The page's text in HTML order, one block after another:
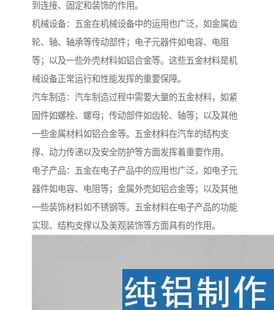
到连接、固定和装饰的作用。
机械设备：五金在机械设备中的运用也广泛，如金属齿
轮、轴、轴承等传动部件；电子元器件如电容、电阻
等；以及一些外壳材料如铝合金等。这些五金材料是机
械设备正常运行和性能发挥的重要保障。
汽车制造：汽车制造过程中需要大量的五金材料，如紧
固件如螺栓、螺母；传动部件如齿轮、轴等；以及其他
一些金属材料如铝合金等。五金材料在汽车的结构支
撑、动力传递以及安全防护等方面发挥着重要作用。
电子产品：五金在电子产品中的应用也广泛，如电子元
器件如电容、电阻等；金属外壳如铝合金等；以及其他
一些装饰材料如不锈钢等。五金材料在电子产品的功能
实现、结构支撑以及美观装饰等方面具有的作用。